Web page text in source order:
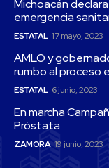
Michoacán
emergencia
ESTATAL 17 mayo, 2023
AMLO y
rumbo al proceso
ESTATAL 6 junio, 2023
En marcha
Próstata
ZAMORA 19 junio, 2023